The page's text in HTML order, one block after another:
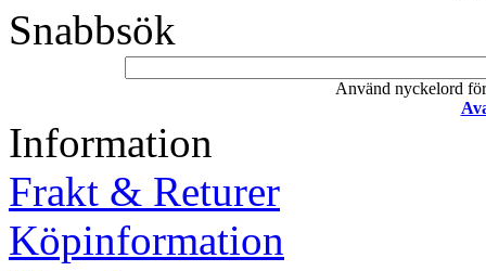
Snabbsök
Använd nyckelord
Information
Frakt & Returer
Köpinformation